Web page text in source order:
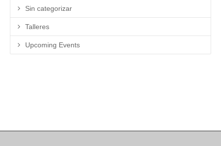
Sin categorizar
Talleres
Upcoming Events